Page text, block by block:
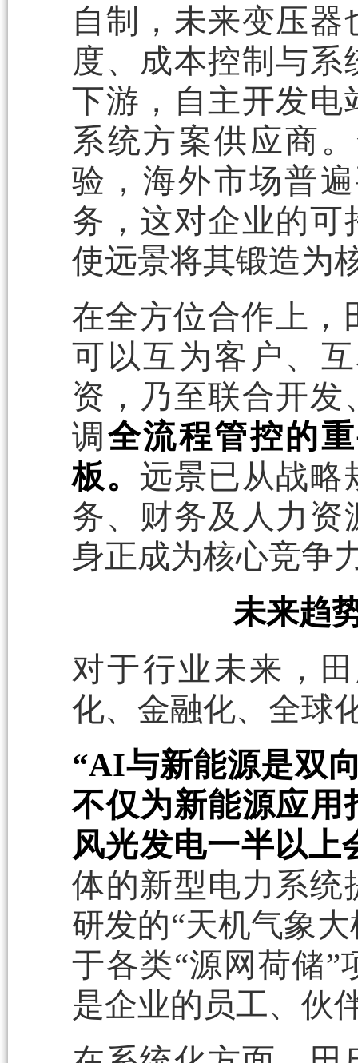
自制，未来变压
度、成本控制与
下游，自主开发电
系统方案供应商
验，海外市场普
务，这对企业的可
使远景将其锻造为
在全方位合作上，
可以互为客户、
资，乃至联合开
调 全流程管控的
板。远景已从战略
务、财务及人力资
身正成为核心竞争
未来趋
对于行业未来，
化、金融化、全球
“AI与新能源是双
不仅为新能源应用
风光发电一半以上
体的新型电力系统
研发的“天机气象
于各类“源网荷储
是企业的员工、伙